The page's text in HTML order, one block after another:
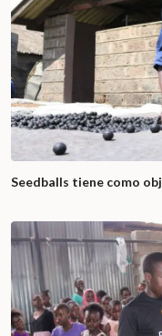
Seedballs tiene como